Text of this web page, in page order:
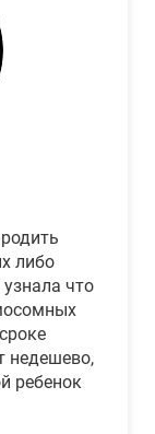
либо
что
недешево,
ребенок